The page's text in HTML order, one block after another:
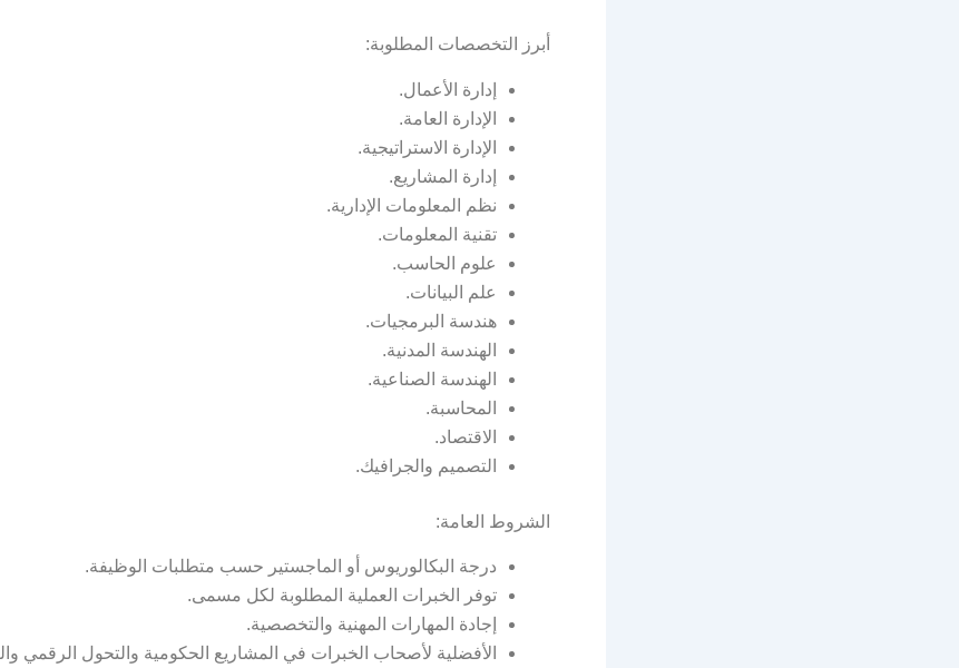
أبرز التخصصات المطلوبة:
إدارة الأعمال.
الإدارة العامة.
الإدارة الاستراتيجية.
إدارة المشاريع.
نظم المعلومات الإدارية.
تقنية المعلومات.
علوم الحاسب.
علم البيانات.
هندسة البرمجيات.
الهندسة المدنية.
الهندسة الصناعية.
المحاسبة.
الاقتصاد.
التصميم والجرافيك.
الشروط العامة:
درجة البكالوريوس أو الماجستير حسب متطلبات الوظيفة.
توفر الخبرات العملية المطلوبة لكل مسمى.
إجادة المهارات المهنية والتخصصية.
الأفضلية لأصحاب الخبرات في المشاريع الحكومية والتحول الرقمي